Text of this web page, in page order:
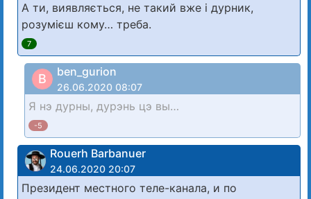
А ти, виявляється, не такий вже і дурник,
розумієш кому… треба.
7
B ben_gurion
26.06.2020 08:07
Я нэ дурны, дурэнь цэ вы…
-5
Rouerh Barbanuer
24.06.2020 20:07
Президент местного теле-канала, и по